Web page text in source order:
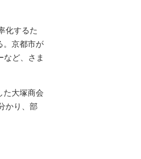
化するた
。京都市が
など、さま
た大塚商会
かり、部